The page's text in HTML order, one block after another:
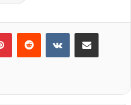
Pinterest
RedditVKontakte
Share via Email